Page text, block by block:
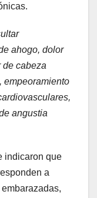
ahogo, dolor
de cabeza
empeoramiento
angustia
indicaron que
a